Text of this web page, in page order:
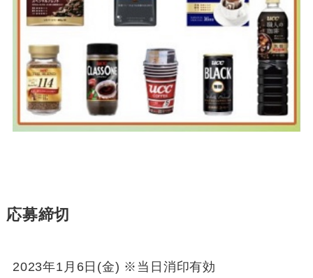
応募締切
2023年1月6日(金) ※当日消印有効